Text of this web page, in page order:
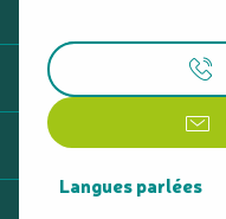
Langues parlées
Langues parlées